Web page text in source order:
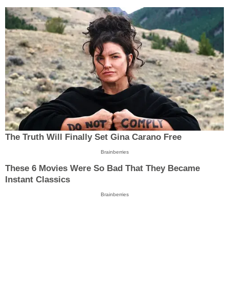
The Truth Will Finally Set Gina Carano Free
Brainberries
These 6 Movies Were So Bad That They Became
Instant Classics
Brainberries